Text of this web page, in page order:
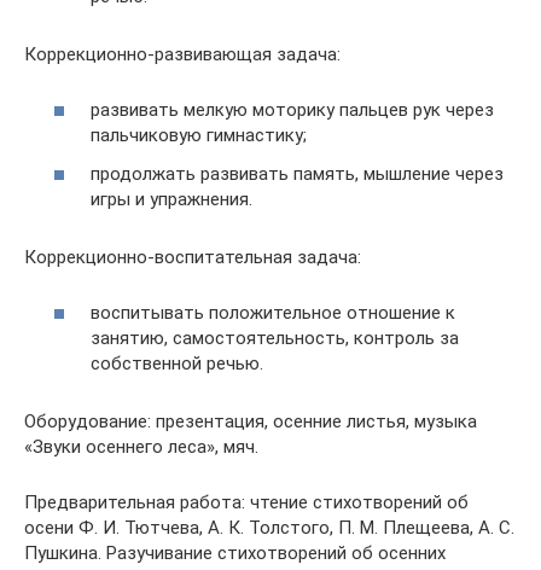
Коррекционно-развивающая задача:
развивать мелкую моторику пальцев рук через
пальчиковую гимнастику;
продолжать развивать память, мышление через
игры и упражнения.
Коррекционно-воспитательная задача:
воспитывать положительное отношение к
занятию, самостоятельность, контроль за
собственной речью.
Оборудование: презентация, осенние листья, музыка
«Звуки осеннего леса», мяч.
Предварительная работа: чтение стихотворений об
осени Ф. И. Тютчева, А. К. Толстого, П. М. Плещеева, А. С.
Пушкина. Разучивание стихотворений об осенних